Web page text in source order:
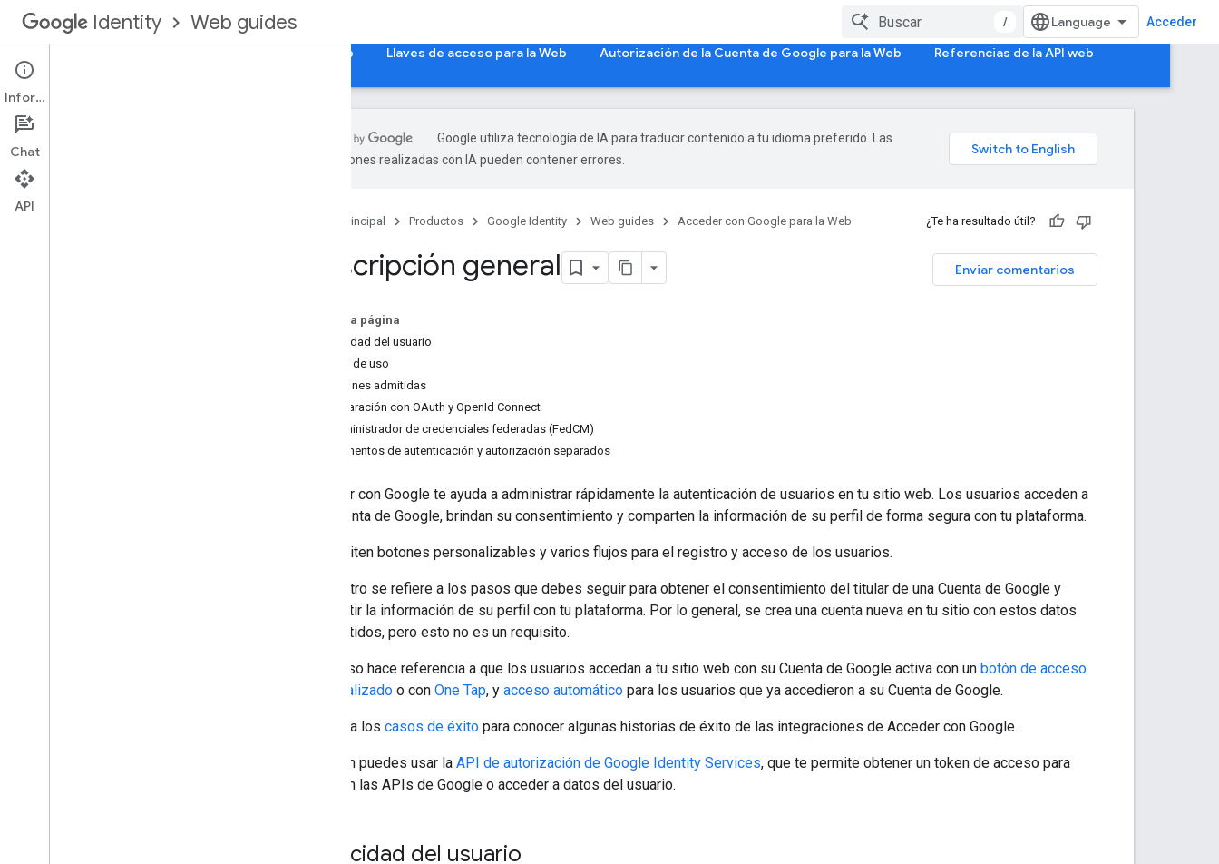
Identity Web guides / Acceder
Acceder con Google para la Web Llaves de acceso para la Web Autorización de la Cuenta de Google para la Web Referencias de la API web
Descripción general
Cómo integrar Acceder con Google
Google utiliza tecnología de IA para traducir contenido a tu idioma preferido. Las
traducciones realizadas con IA pueden contener errores.
Página principal Productos Google Identity Web guides Acceder con Google para la Web ¿Te ha resultado útil?
Enviar comentarios
Descripción general
En esta página
Privacidad del usuario
Casos de uso
Funciones admitidas
Comparación con OAuth y OpenId Connect
Administrador de credenciales federadas (FedCM)
Momentos de autenticación y autorización separados
Acceder con Google te ayuda a administrar rápidamente la autenticación de usuarios en tu sitio web. Los usuarios acceden a
una Cuenta de Google, brindan su consentimiento y comparten la información de su perfil de forma segura con tu plataforma.
Se admiten botones personalizables y varios flujos para el registro y acceso de los usuarios.
El registro se refiere a los pasos que debes seguir para obtener el consentimiento del titular de una Cuenta de Google y
compartir la información de su perfil con tu plataforma. Por lo general, se crea una cuenta nueva en tu sitio con estos datos
compartidos, pero esto no es un requisito.
El acceso hace referencia a que los usuarios accedan a tu sitio web con su Cuenta de Google activa con un botón de acceso
personalizado o con One Tap, y acceso automático para los usuarios que ya accedieron a su Cuenta de Google.
Consulta los casos de éxito para conocer algunas historias de éxito de las integraciones de Acceder con Google.
También puedes usar la API de autorización de Google Identity Services, que te permite obtener un token de acceso para
usar con las APIs de Google o acceder a datos del usuario.
Privacidad del usuario
Información
Chat
API